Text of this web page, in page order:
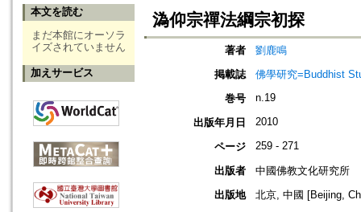
本文を読む
まだ本館にオーソラ
イズされていません
加えサービス
溈仰宗禪法綱宗初探
著者
劉鹿鳴
掲載誌
佛學研究=Buddhist
巻号
n.19
出版年月日 2010
ページ 259 - 271
出版者
中國佛教文化研究所
出版地
北京, 中國 [Beijing,